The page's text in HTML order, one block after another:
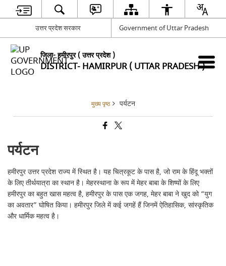
उत्तर प्रदेश सरकार Government of Uttar Pradesh
जिला- हमीरपुर ( उत्तर प्रदेश )
DISTRICT- HAMIRPUR ( UTTAR PRADESH )
मुख्य पृष्ठ पर्यटन
पर्यटन
हमीरपुर उत्तर प्रदेश राज्य में स्थित है। यह चित्रकूट के पास है, जो राम के हिंदू भक्तों
के लिए तीर्थयात्रा का स्थान है। मेहरस्थाना के रूप में मेहर बाबा के शिष्यों के लिए
हमीरपुर का बहुत खास महत्व है, हमीरपुर के पास एक जगह, मेहर बाबा ने खुद को “युग
का अवतार” घोषित किया। हमीरपुर जिले में कई जगहें हैं जिनमें ऐतिहासिक, सांस्कृतिक
और धार्मिक महत्व है।